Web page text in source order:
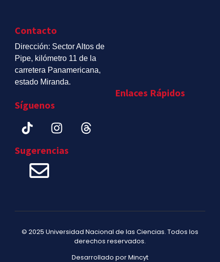
Contacto
Dirección: Sector Altos de
Pipe, kilómetro 11 de la
carretera Panamericana,
estado Miranda.
Síguenos
Sugerencias
Enlaces Rápidos
© 2025 Universidad Nacional de las Ciencias. Todos los
derechos reservados.
Desarrollado por Mincyt